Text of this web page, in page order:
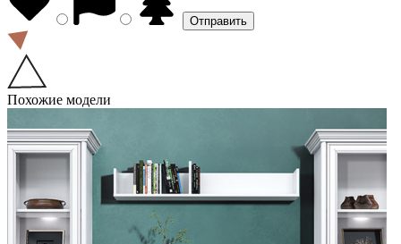
Похожие модели